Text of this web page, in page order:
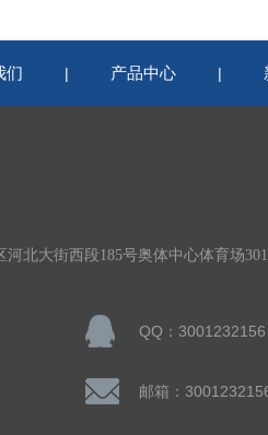
们 | 产品中心 |
河北大街西段185号奥体中心体育场
QQ：3001232156
邮箱：